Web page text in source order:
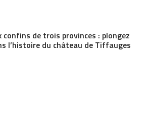
confins de trois provinces : plongez
l’histoire du château de Tiffauges